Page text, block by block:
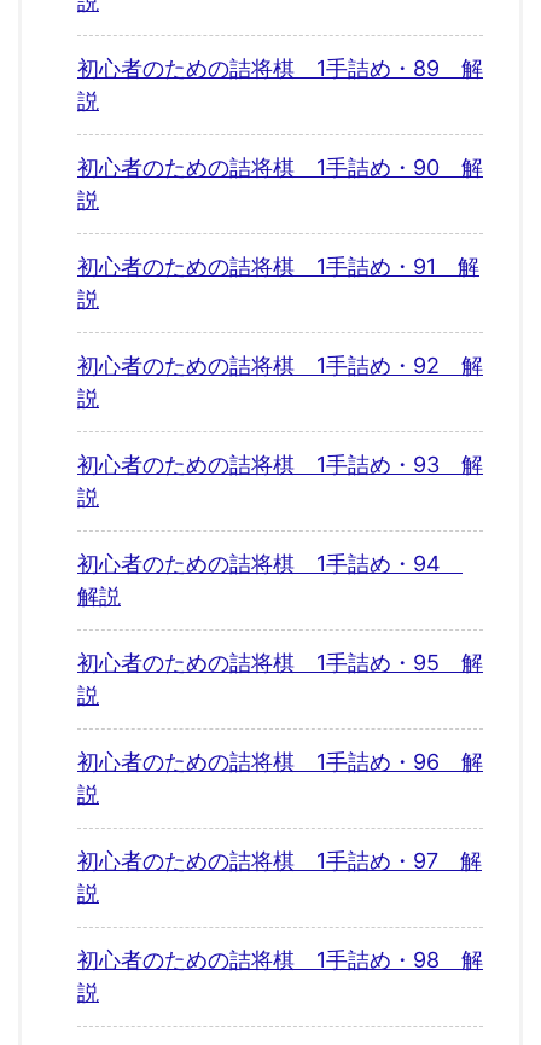
初心者のための詰将棋 1手詰め・89 解
説
初心者のための詰将棋 1手詰め・90 解
説
初心者のための詰将棋 1手詰め・91 解
説
初心者のための詰将棋 1手詰め・92 解
説
初心者のための詰将棋 1手詰め・93 解
説
初心者のための詰将棋 1手詰め・94
解説
初心者のための詰将棋 1手詰め・95 解
説
初心者のための詰将棋 1手詰め・96 解
説
初心者のための詰将棋 1手詰め・97 解
説
初心者のための詰将棋 1手詰め・98 解
説